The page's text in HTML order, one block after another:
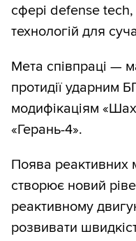
сфері defense tech,
технологій для
Мета співпраці —
протидії ударним
модифікаціям
«Герань-4».
Поява реактивних
створює новий
реактивному
розвивати